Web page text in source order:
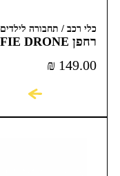
כלי רכב / תחבורה לילדים
רחפן SELFIE DRONE
₪ 149.00